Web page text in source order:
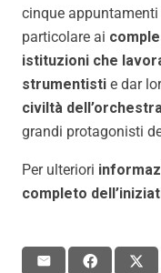
cinque
particolare ai
istituzioni che
strumentisti e dar
civiltà
grandi protagonisti
Per ulteriori
completo